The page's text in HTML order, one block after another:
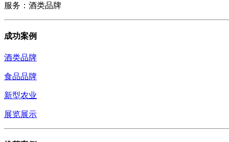
服务：酒类品牌
成功案例
酒类品牌
食品品牌
新型农业
展览展示